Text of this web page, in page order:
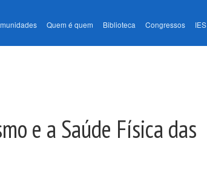
Quem é quem Biblioteca Congressos IES
e a Saúde Física das